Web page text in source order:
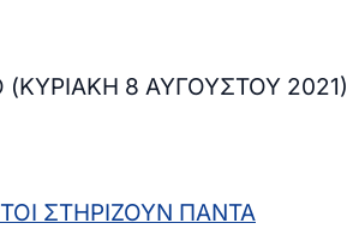
8 ΑΥΓΟΥΣΤΟΥ 2021)
ΣΤΗΡΙΖΟΥΝ ΠΑΝΤΑ